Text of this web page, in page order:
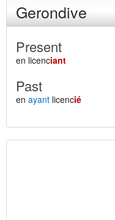
Gerondive
Present
en licenciant
Past
en ayant licencié